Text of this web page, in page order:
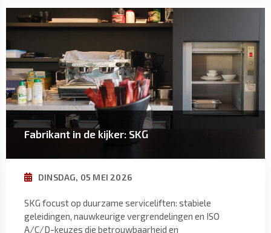
Fabrikant in de kijker: SKG
DINSDAG, 05 MEI 2026
SKG focust op duurzame serviceliften: stabiele
geleidingen, nauwkeurige vergrendelingen en ISO
A/C/D-keuzes die betrouwbaarheid en